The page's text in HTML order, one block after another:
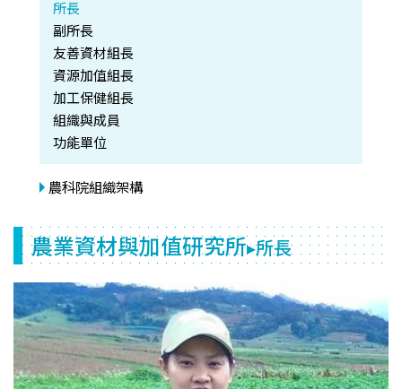
所長
副所長
友善資材組長
資源加值組長
加工保健組長
組織與成員
功能單位
農科院組織架構
農業資材與加值研究所▸所長